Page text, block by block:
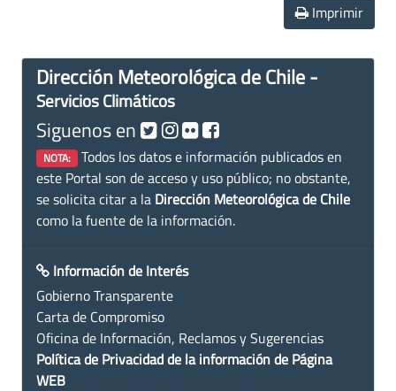
Imprimir
Dirección Meteorológica de Chile -
Servicios Climáticos
Siguenos en
NOTA: Todos los datos e información publicados en
este Portal son de acceso y uso público; no obstante,
se solicita citar a la Dirección Meteorológica de Chile
como la fuente de la información.
Información de Interés
Gobierno Transparente
Carta de Compromiso
Oficina de Información, Reclamos y Sugerencias
Política de Privacidad de la información de Página
WEB